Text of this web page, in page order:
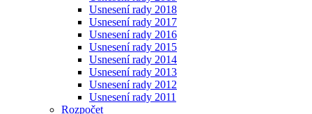
Usnesení rady 2018
Usnesení rady 2017
Usnesení rady 2016
Usnesení rady 2015
Usnesení rady 2014
Usnesení rady 2013
Usnesení rady 2012
Usnesení rady 2011
Rozpočet